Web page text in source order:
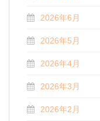
2026年6月
2026年5月
2026年4月
2026年3月
2026年2月